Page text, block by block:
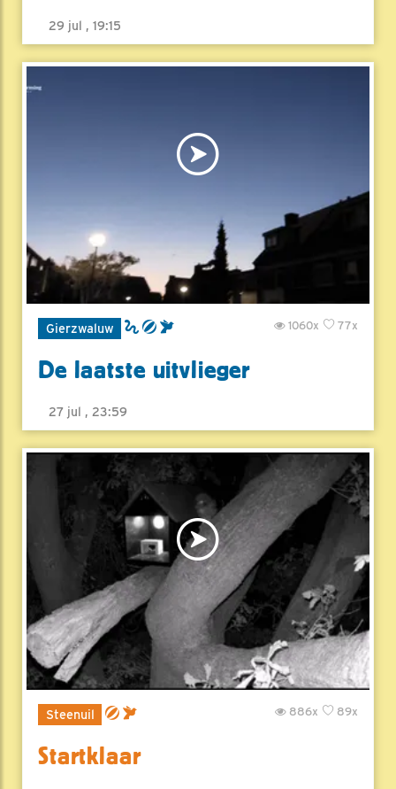
29 jul , 19:15
Gierzwaluw 77x
1060x
De laatste uitvlieger
27 jul , 23:59
Steenuil 89x
886x
Startklaar